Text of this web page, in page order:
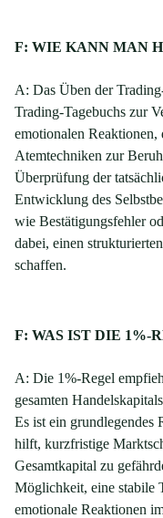
F: WIE KANN MAN
A: Das Üben der
Trading-Tagebuchs zur
emotionalen
Atemtechniken zur
Überprüfung der
Entwicklung des
wie Bestätigungsfehler
dabei, einen
schaffen.
F: WAS IST DIE 1%-
A: Die 1%-Regel
gesamten
Es ist ein grundlegendes
hilft, kurzfristige
Gesamtkapital zu
Möglichkeit, eine stabile
emotionale Reaktionen